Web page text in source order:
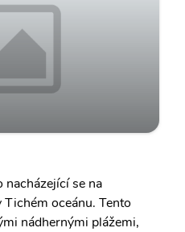
nacházející se na
oceánu. Tento
nádhernými plážemi,